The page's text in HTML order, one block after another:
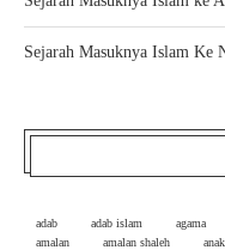
Sejarah Masuknya Islam Ke
adab adab islam agama
amalan
amalan shaleh anak